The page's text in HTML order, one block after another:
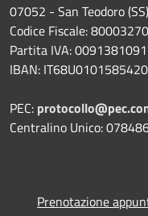
07052 - San Teodoro (SS)
Codice Fiscale:
Partita IVA:
IBAN:
PEC:
Centralino Unico:
Prenotazione